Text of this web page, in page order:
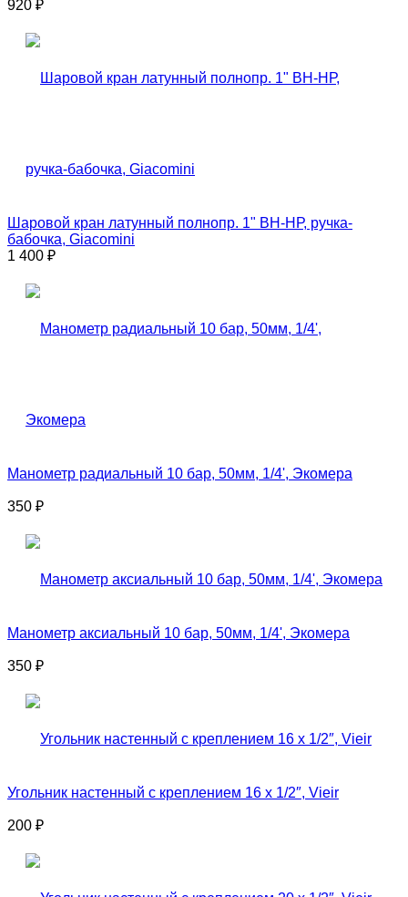
920 ₽
Шаровой кран латунный полнопр. 1" ВН-НР, ручка-
бабочка, Giacomini
1 400 ₽
Манометр радиальный 10 бар, 50мм, 1/4', Экомера
350 ₽
Манометр аксиальный 10 бар, 50мм, 1/4', Экомера
350 ₽
Угольник настенный с креплением 16 x 1/2″, Vieir
200 ₽